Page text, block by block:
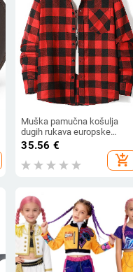
Muška pamučna košulja
dugih rukava europske
veličine, jesensko-zimska,
nova muška reverna, široka,
moderna karirana košulja,
35.56 €
add_shopping_cart